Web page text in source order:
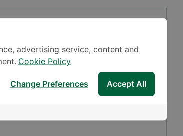
advertising service, content and
Cookie Policy
Accept All
Change Preferences